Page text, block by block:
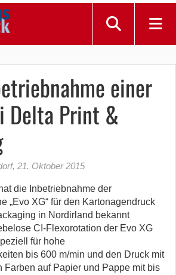
einer
Delta Print &
, 21. Oktober 2015
die Inbetriebnahme der
„Evo XG“ für den Kartonagendruck
in Nordirland bekannt
CI-Flexorotation der Evo XG
für hohe
bis 600 m/min und den Druck mit
Farben auf Papier und Pappe mit bis